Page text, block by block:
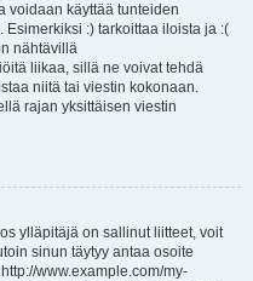
voidaan käyttää tunteiden
:) tarkoittaa iloista ja :(
nähtävillä
liikaa, sillä ne voivat tehdä
niitä tai viestin kokonaan.
rajan yksittäisen viestin
ylläpitäjä on sallinut liitteet, voit
sinun täytyy antaa osoite
www.example.com/my-